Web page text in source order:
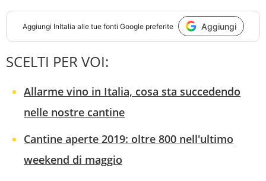
Aggiungi InItalia alle tue fonti Google preferite Aggiungi
SCELTI PER VOI:
Allarme vino in Italia, cosa sta succedendo
nelle nostre cantine
Cantine aperte 2019: oltre 800 nell'ultimo
weekend di maggio